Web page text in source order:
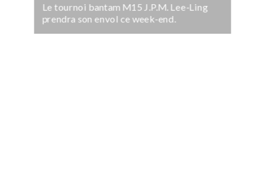
Le tournoi bantam M15 J.P.M. Lee-Ling
prendra son envol ce week-end.